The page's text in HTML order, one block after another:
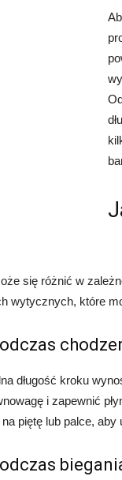
się różnić w
wytycznych, które
długość kroku
i zapewnić
piętę lub palce,